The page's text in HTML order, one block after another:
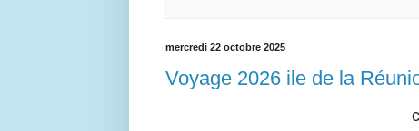
mercredi 22 octobre 2025
Voyage 2026 ile de la